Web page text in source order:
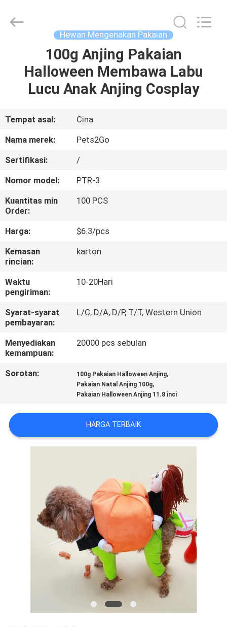
RUMAH
PRODUK
TENTANG
KAMI
TUR
PABRIK
HUBUNGI
KAMI
PERMINTAAN
PENAWARAN
BLOG/NEWS
SITEMAP
Pets2Go
Trading
Hewan Mengenakan Pakaian
100g Anjing Pakaian
Halloween Membawa Labu
Lucu Anak Anjing Cosplay
Tempat asal:
Cina
Nama merek:
Pets2Go
Sertifikasi:
/
Nomor model:
PTR-3
Kuantitas min
Order:
100 PCS
Harga:
$6.3/pcs
Kemasan
rincian:
karton
Waktu
pengiriman:
10-20Hari
Syarat-syarat
pembayaran:
L/C, D/A, D/P, T/T, Western Union
Menyediakan
kemampuan:
20000 pcs sebulan
Sorotan: 100g Pakaian Halloween Anjing,
Pakaian Natal Anjing 100g,
Pakaian Halloween Anjing 11.8 inci
HARGA TERBAIK